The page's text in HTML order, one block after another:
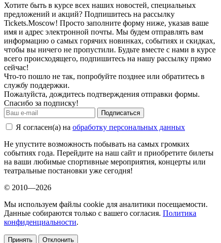
Хотите быть в курсе всех наших новостей, специальных
предложений и акций? Подпишитесь на рассылку
Tickets.Moscow! Просто заполните форму ниже, указав ваше
имя и адрес электронной почты. Мы будем отправлять вам
информацию о самых горячих новинках, событиях и скидках,
чтобы вы ничего не пропустили. Будьте вместе с нами в курсе
всего происходящего, подпишитесь на нашу рассылку прямо
сейчас!
Что-то пошло не так, попробуйте позднее или обратитесь в
службу поддержки.
Пожалуйста, дождитесь подтверждения отправки формы.
Спасибо за подписку!
Подписаться
Я согласен(а) на обработку персональных данных
Не упустите возможность побывать на самых громких
событиях года. Перейдите на наш сайт и приобретите билеты
на ваши любимые спортивные мероприятия, концерты или
театральные постановки уже сегодня!
© 2010—2026
Мы используем файлы cookie для аналитики посещаемости.
Данные собираются только с вашего согласия. Политика
конфиденциальности.
Принять Отклонить